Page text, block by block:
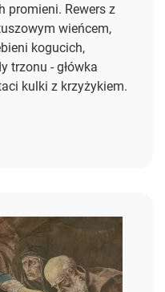
promieni. Rewers z
wieńcem,
kogucich,
trzonu - główka
kulki z krzyżykiem.